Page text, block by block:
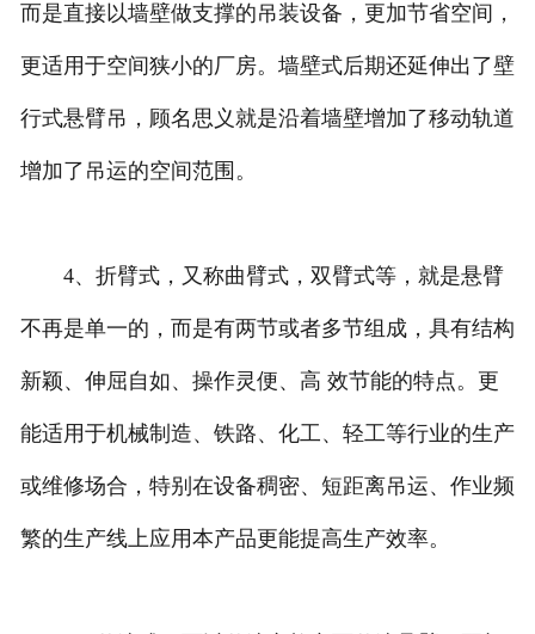
而是直接以墙壁做支撑的吊装设备，更加节省空间，
更适用于空间狭小的厂房。墙壁式后期还延伸出了壁
行式悬臂吊，顾名思义就是沿着墙壁增加了移动轨道
增加了吊运的空间范围。
4、折臂式，又称曲臂式，双臂式等，就是悬臂
不再是单一的，而是有两节或者多节组成，具有结构
新颖、伸屈自如、操作灵便、高 效节能的特点。更
能适用于机械制造、铁路、化工、轻工等行业的生产
或维修场合，特别在设备稠密、短距离吊运、作业频
繁的生产线上应用本产品更能提高生产效率。